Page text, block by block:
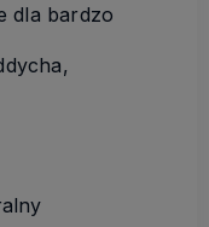
dla bardzo